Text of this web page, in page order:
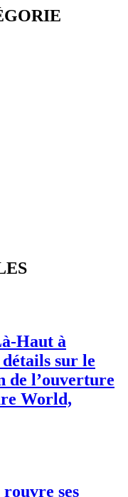
Haut à
sur le
de l’ouverture
World,
ses